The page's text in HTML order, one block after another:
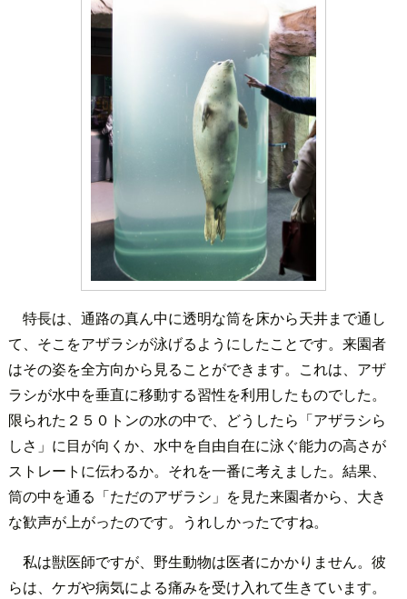
特長は、通路の真ん中に透明な筒を床から天井まで通し
て、そこをアザラシが泳げるようにしたことです。来園者
はその姿を全方向から見ることができます。これは、アザ
ラシが水中を垂直に移動する習性を利用したものでした。
限られた２５０トンの水の中で、どうしたら「アザラシら
しさ」に目が向くか、水中を自由自在に泳ぐ能力の高さが
ストレートに伝わるか。それを一番に考えました。結果、
筒の中を通る「ただのアザラシ」を見た来園者から、大き
な歓声が上がったのです。うれしかったですね。
私は獣医師ですが、野生動物は医者にかかりません。彼
らは、ケガや病気による痛みを受け入れて生きています。